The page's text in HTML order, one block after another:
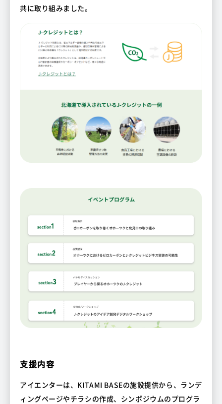
共に取り組みました。
支援内容
アイエンターは、KITAMI BASEの施設提供から、ランデ
ィングページやチラシの作成、シンポジウムのプログラ